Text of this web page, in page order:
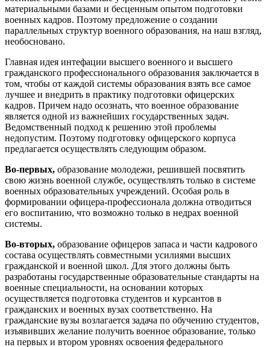
материальными базами и бесценным опытом подготовки
военных кадров. Поэтому предложение о создании
параллельных структур военного образования, на наш взгляд,
необосновано.
Главная идея интефации высшего военного и высшего
гражданского профессионального образования заключается в
том, чтобы от каждой системы образования взять все самое
лучшее и внедрить в практику подготовки офицерских
кадров. Причем надо осознать, что военное образование
является одной из важнейших государственных задач.
Ведомственный подход к решению этой проблемы
недопустим. Поэтому подготовку офицерского корпуса
предлагается осуществлять следующим образом.
Во-первых, образование молодежи, решившей посвятить
свою жизнь военной службе, осуществлять только в системе
военных образовательных учреждений. Особая роль в
формировании офицера-профессионала должна отводиться
его воспитанию, что возможно только в недрах военной
системы.
Во-вторых, образование офицеров запаса и части кадрового
состава осуществлять совместными усилиями высших
гражданской и военной школ. Для этого должны быть
разработаны государственные образовательные стандарты на
военные специальности, на основании которых
осуществляется подготовка студентов и курсантов в
гражданских и военных вузах соответственно. На
гражданские вузы возлагается задача по обучению студентов,
изъявивших желание получить военное образование, только
на первых и втором уровнях освоения федерального